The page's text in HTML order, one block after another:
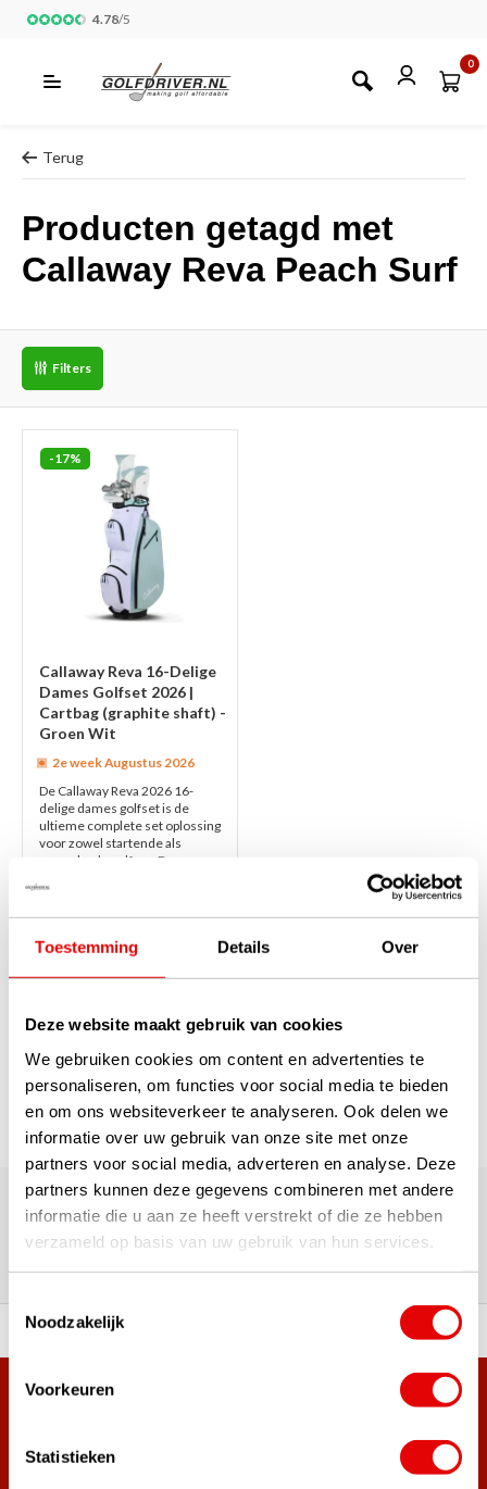
Toestemming Details Over
Deze website maakt gebruik van cookies
We gebruiken cookies om content en advertenties te
personaliseren, om functies voor social media te bieden
en om ons websiteverkeer te analyseren. Ook delen we
informatie over uw gebruik van onze site met onze
partners voor social media, adverteren en analyse. Deze
partners kunnen deze gegevens combineren met andere
informatie die u aan ze heeft verstrekt of die ze hebben
verzameld op basis van uw gebruik van hun services.
Toestemmingsselectie
Noodzakelijk
Voorkeuren
Statistieken
4.78/5
0
Terug
Producten getagd met
Callaway Reva Peach Surf
Filters
-17%
Callaway Reva 16-Delige
Dames Golfset 2026 |
Cartbag (graphite shaft) -
Groen Wit
2e week Augustus 2026
De Callaway Reva 2026 16-
delige dames golfset is de
ultieme complete set oplossing
voor zowel startende als
gevorderde golfers. Deze
€1.499,00
€1.249,00
180.000+ Klanten | 5.000+ Reviews | Trusted Shops, TrustPilot,
Google
Reviews: Onze klanten aan het
woord
A-merken! Vóór 15:00 besteld,
Meer dan 38.000 klanten hebben zich al
Word ook lid van de nieuwsbrief en mis nooit meer de beste